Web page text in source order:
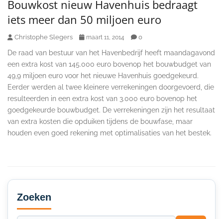
Bouwkost nieuw Havenhuis bedraagt
iets meer dan 50 miljoen euro
Christophe Slegers maart 11, 2014 0
De raad van bestuur van het Havenbedrijf heeft maandagavond
een extra kost van 145.000 euro bovenop het bouwbudget van
49,9 miljoen euro voor het nieuwe Havenhuis goedgekeurd.
Eerder werden al twee kleinere verrekeningen doorgevoerd, die
resulteerden in een extra kost van 3.000 euro bovenop het
goedgekeurde bouwbudget. De verrekeningen zijn het resultaat
van extra kosten die opduiken tijdens de bouwfase, maar
houden even goed rekening met optimalisaties van het bestek.
Secondary
Sidebar
Zoeken